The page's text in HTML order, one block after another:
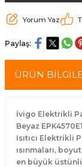
Yorum Yaz
Paylaş:
ÜRÜN
İvigo Elektrikli
Beyaz
Isıtıcı Elektrikli
ısınmaları,
en büyük